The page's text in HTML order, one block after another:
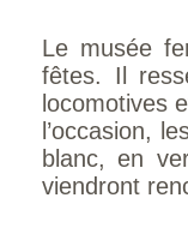
Le musée
fêtes. Il
locomotives
l’occasion,
blanc, en
viendront